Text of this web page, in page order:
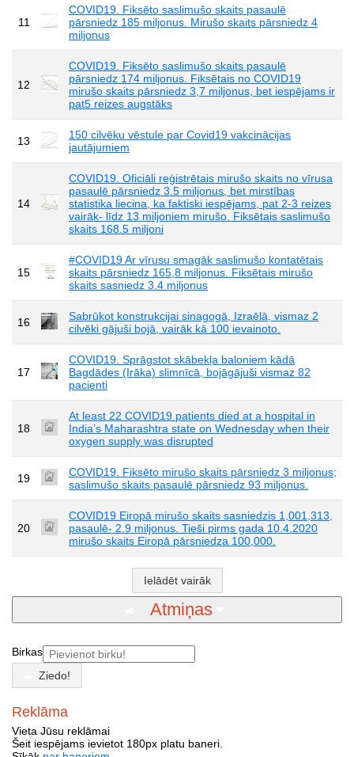
11
COVID19. Fiksēto saslimušo skaits pasaulē
pārsniedz 185 miljonus. Mirušo skaits pārsniedz 4
miljonus
12
COVID19. Fiksēto saslimušo skaits pasaulē
pārsniedz 174 miljonus. Fiksētais no COVID19
mirušo skaits pārsniedz 3,7 miljonus, bet iespējams ir
pat5 reizes augstāks
13
150 cilvēku vēstule par Covid19 vakcinācijas
jautājumiem
14
COVID19. Oficiāli reģistrētais mirušo skaits no vīrusa
pasaulē pārsniedz 3.5 miljonus, bet mirstības
statistika liecina, ka faktiski iespējams, pat 2-3 reizes
vairāk- līdz 13 miljoniem mirušo. Fiksētais saslimušo
skaits 168.5 miljoni
15
#COVID19 Ar vīrusu smagāk saslimušo kontatētais
skaits pārsniedz 165,8 miljonus. Fiksētais mirušo
skaits sasniedz 3.4 miljonus
16
Sabrūkot konstrukcijai sinagogā, Izraēlā, vismaz 2
cilvēki gājuši bojā, vairāk kā 100 ievainoto.
17
COVID19. Sprāgstot skābekļa baloniem kādā
Bagdādes (Irāka) slimnīcā, bojāgājuši vismaz 82
pacienti
18
At least 22 COVID19 patients died at a hospital in
India’s Maharashtra state on Wednesday when their
oxygen supply was disrupted
19
COVID19. Fiksēto mirušo skaits pārsniedz 3 miljonus;
saslimušo skaits pasaulē pārsniedz 93 miljonus.
20
COVID19 Eiropā mirušo skaits sasniedzis 1,001,313,
pasaulē- 2.9 miljonus. Tieši pirms gada 10.4.2020
mirušo skaits Eiropā pārsniedza 100,000.
Ielādēt vairāk
Atmiņas
Birkas
Ziedo!
Reklāma
Vieta Jūsu reklāmai
Šeit iespējams ievietot 180px platu baneri.